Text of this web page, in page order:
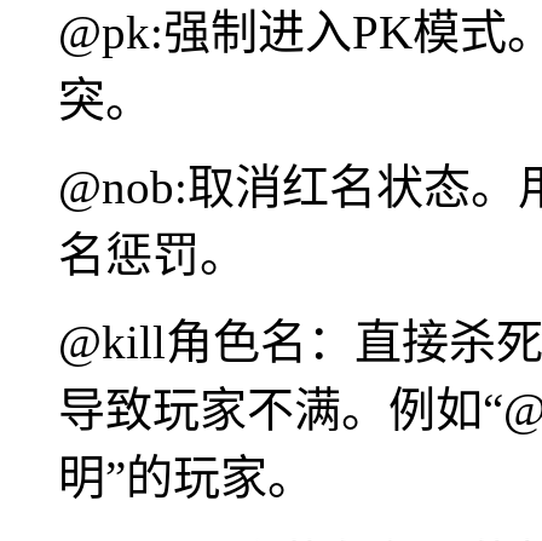
@pk:强制进入PK模式
突。
@nob:取消红名状态
名惩罚。
@kill角色名：直接杀
导致玩家不满。例如
明”的玩家。